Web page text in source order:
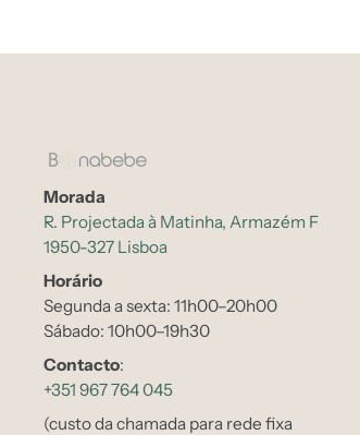
Morada
R. Projectada à Matinha, Armazém F
1950-327 Lisboa
Horário
Segunda a sexta: 11h00–20h00
Sábado: 10h00–19h30
Contacto:
+351 967 764 045
(custo da chamada para rede fixa